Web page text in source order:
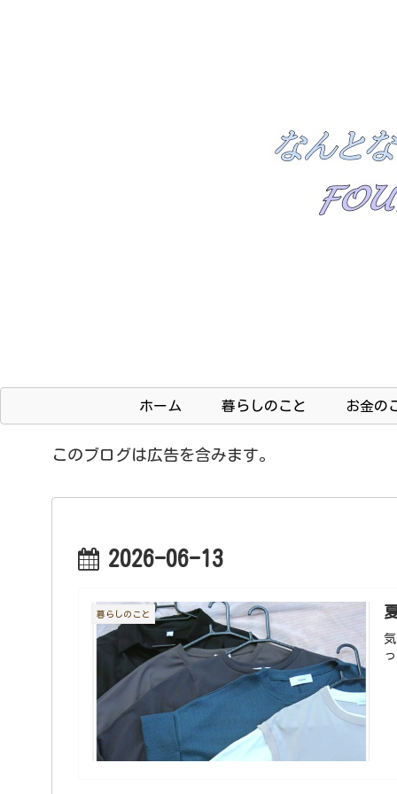
ホーム 暮らしのこと お金の
このブログは広告を含みます。
2026-06-13
暮らしのこと